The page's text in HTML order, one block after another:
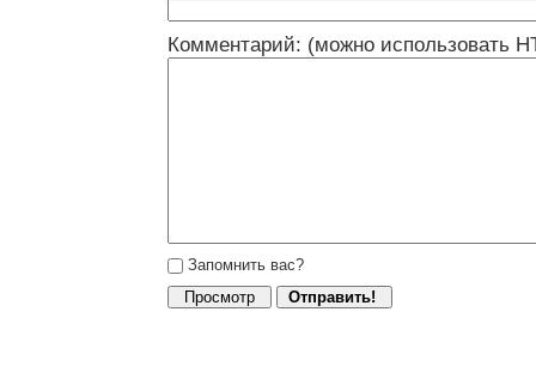
Комментарий: (можно использовать
Запомнить вас?